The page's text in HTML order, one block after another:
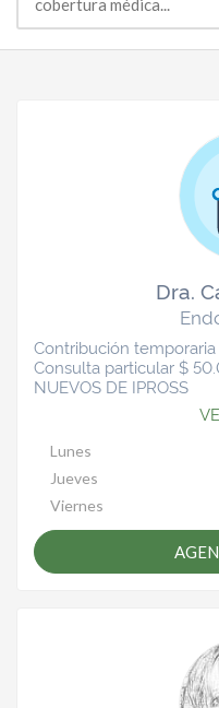
Dra.
Contribución
Consulta particular $
NUEVOS DE IPROSS
Lunes
Jueves
Viernes